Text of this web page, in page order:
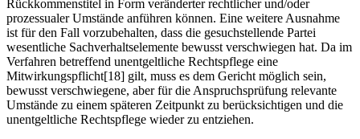
Rückkommenstitel in Form veränderter rechtlicher und/oder
prozessualer Umstände anführen können. Eine weitere Ausnahme
ist für den Fall vorzubehalten, dass die gesuchstellende Partei
wesentliche Sachverhaltselemente bewusst verschwiegen hat. Da im
Verfahren betreffend unentgeltliche Rechtspflege eine
Mitwirkungspflicht[18] gilt, muss es dem Gericht möglich sein,
bewusst verschwiegene, aber für die Anspruchsprüfung relevante
Umstände zu einem späteren Zeitpunkt zu berücksichtigen und die
unentgeltliche Rechtspflege wieder zu entziehen.